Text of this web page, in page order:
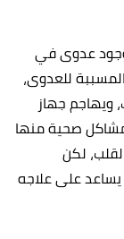
عدوى في
للعدوى،
ويهاجم جهاز
مشاكل صحية منها
لكن
يساعد على علاجه